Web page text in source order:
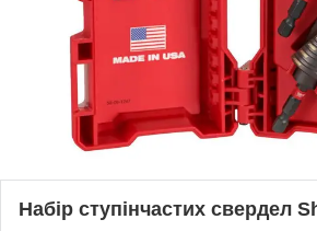
Набір ступінчастих свердел